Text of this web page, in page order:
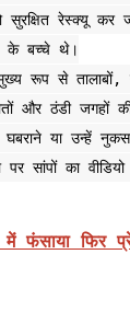
रेस्क्यू कर
के बच्चे थे।
मुख्य रूप से
और ठंडी
या उन्हें
सांपों का
फंसाया फिर